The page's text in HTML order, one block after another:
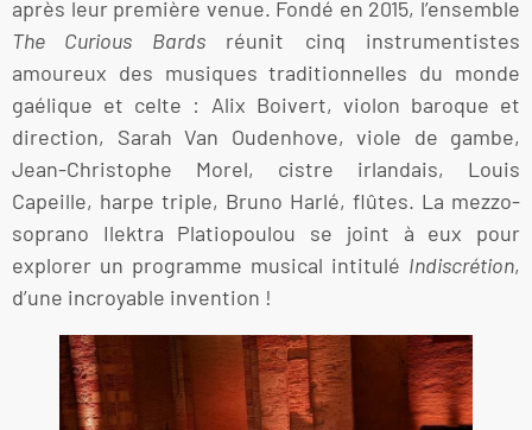
après leur première venue. Fondé en 2015, l’ensemble
The Curious Bardsréunit cinq instrumentistes
amoureux des musiques traditionnelles du monde
gaélique et celte : Alix Boivert, violon baroque et
direction, Sarah Van Oudenhove, viole de gambe,
Jean-Christophe Morel, cistre irlandais, Louis
Capeille, harpe triple, Bruno Harlé, flûtes. La mezzo-
soprano Ilektra Platiopoulou se joint à eux pour
explorer un programme musical intitulé Indiscrétion,
d’une incroyable invention !